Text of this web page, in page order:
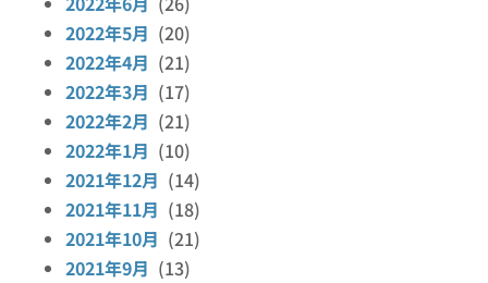
2022年5月 (20)
2022年4月 (21)
2022年3月 (17)
2022年2月 (21)
2022年1月 (10)
2021年12月 (14)
2021年11月 (18)
2021年10月 (21)
2021年9月 (13)